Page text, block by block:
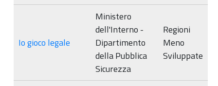
Io gioco legale
Ministero
dell'Interno -
Dipartimento
della Pubblica
Sicurezza
Regioni
Meno
Sviluppate